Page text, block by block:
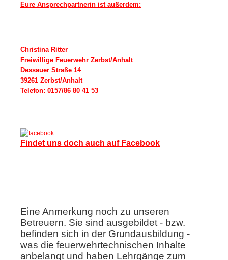
Eure Ansprechpartnerin ist außerdem:
Christina Ritter
Freiwillige Feuerwehr Zerbst/Anhalt
Dessauer Straße 14
39261 Zerbst/Anhalt
Telefon: 0157/86 80 41 53
Findet uns doch auch auf Facebook
Eine Anmerkung noch zu unseren
Betreuern. Sie sind ausgebildet - bzw.
befinden sich in der Grundausbildung -
was die feuerwehrtechnischen Inhalte
anbelangt und haben Lehrgänge zum